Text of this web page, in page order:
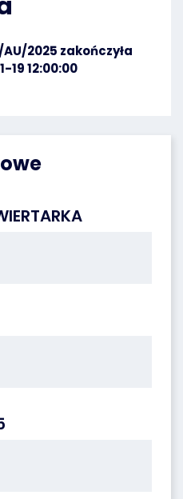
2025 zakończyła
19 12:00:00